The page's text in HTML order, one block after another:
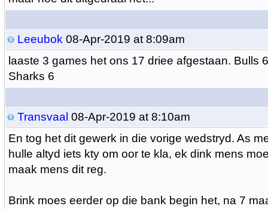
Leeubok 08-Apr-2019 at 8:09am
laaste 3 games het ons 17 driee afgestaan. Bulls
Sharks 6
Transvaal 08-Apr-2019 at 8:10am
En tog het dit gewerk in die vorige wedstryd. As
hulle altyd iets kty om oor te kla, ek dink mens
maak mens dit reg.
Brink moes eerder op die bank begin het, na 7